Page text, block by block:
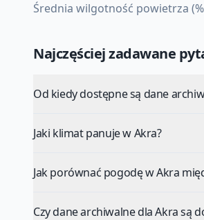
Średnia wilgotność powietrza
Najczęściej zadawane
Od kiedy dostępne są dane
Jaki klimat panuje w Akra?
Jak porównać pogodę w Akra
Czy dane archiwalne dla Akra są